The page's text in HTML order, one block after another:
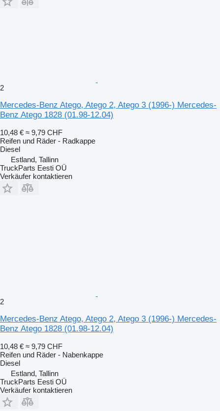
2
Mercedes-Benz Atego, Atego 2, Atego 3 (1996-) Mercedes-
Benz Atego 1828 (01.98-12.04)
10,48 € ≈ 9,79 CHF
Reifen und Räder - Radkappe
Diesel
Estland, Tallinn
TruckParts Eesti OÜ
Verkäufer kontaktieren
2
Mercedes-Benz Atego, Atego 2, Atego 3 (1996-) Mercedes-
Benz Atego 1828 (01.98-12.04)
10,48 € ≈ 9,79 CHF
Reifen und Räder - Nabenkappe
Diesel
Estland, Tallinn
TruckParts Eesti OÜ
Verkäufer kontaktieren